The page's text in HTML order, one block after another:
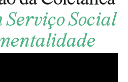
Serviço Social